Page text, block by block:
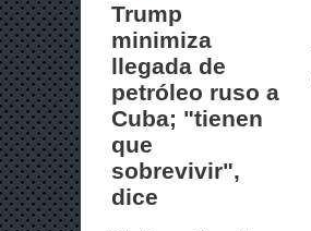
Trump
minimiza
llegada de
petróleo ruso a
Cuba; "tienen
que
sobrevivir",
dice